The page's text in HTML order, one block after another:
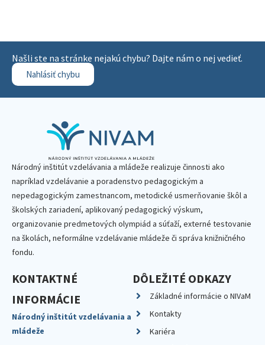
Našli ste na stránke nejakú chybu? Dajte nám o nej vedieť.
Nahlásiť chybu
Národný inštitút vzdelávania a mládeže realizuje činnosti ako
napríklad vzdelávanie a poradenstvo pedagogickým a
nepedagogickým zamestnancom, metodické usmerňovanie škôl a
školských zariadení, aplikovaný pedagogický výskum,
organizovanie predmetových olympiád a súťaží, externé testovanie
na školách, neformálne vzdelávanie mládeže či správa knižničného
fondu.
KONTAKTNÉ
INFORMÁCIE
Národný inštitút vzdelávania a
mládeže
DÔLEŽITÉ ODKAZY
Základné informácie o NIVaM
Kontakty
Kariéra